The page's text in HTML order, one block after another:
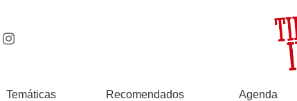
Temáticas Recomendados Agenda